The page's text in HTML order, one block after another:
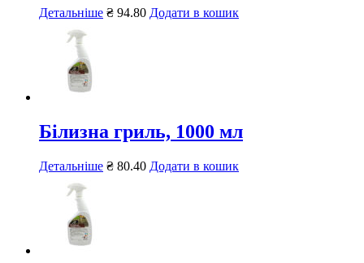
Детальніше ₴ 94.80 Додати в кошик
Білизна гриль, 1000 мл
Детальніше ₴ 80.40 Додати в кошик